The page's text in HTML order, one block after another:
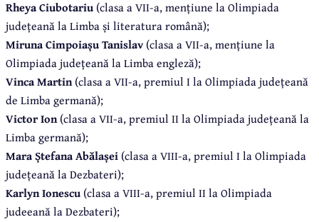
Rheya Ciubotariu (clasa a VII-a, mențiune la Olimpiada
județeană la Limba și literatura română);
Miruna Cimpoiașu Tanislav (clasa a VII-a, mențiune la
Olimpiada județeană la Limba engleză);
Vinca Martin(clasa a VII-a, premiul I la Olimpiada județeană
de Limba germană);
Victor Ion(clasa a VII-a, premiul II la Olimpiada județeană la
Limba germană);
Mara Ștefana Abălașei (clasa a VIII-a, premiul I la Olimpiada
județeană la Dezbateri);
Karlyn Ionescu (clasa a VIII-a, premiul II la Olimpiada
judeeană la Dezbateri);